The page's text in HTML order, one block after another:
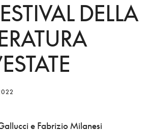
DELLA
e Fabrizio Milanesi